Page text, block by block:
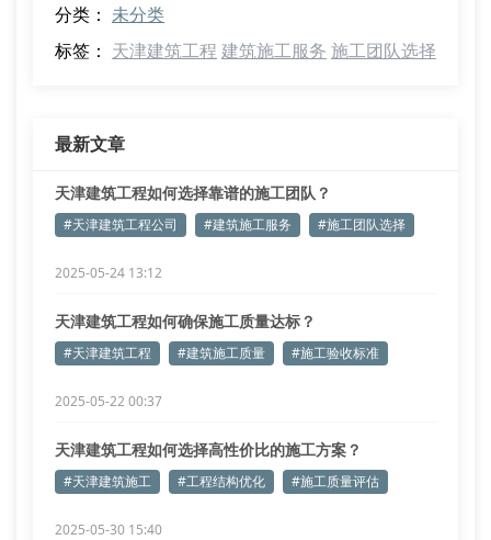
分类： 未分类
标签： 天津建筑工程 建筑施工服务 施工团队选择
最新文章
天津建筑工程如何选择靠谱的施工团队？
#天津建筑工程公司 #建筑施工服务 #施工团队选择
2025-05-24 13:12
天津建筑工程如何确保施工质量达标？
#天津建筑工程 #建筑施工质量 #施工验收标准
2025-05-22 00:37
天津建筑工程如何选择高性价比的施工方案？
#天津建筑施工 #工程结构优化 #施工质量评估
2025-05-30 15:40